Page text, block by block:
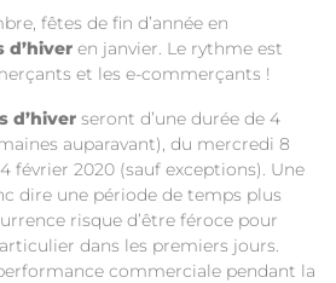
fêtes de fin d’année en
d’hiver en janvier. Le rythme est
et les e-commerçants !
d’hiver seront d’une durée de 4
auparavant), du mercredi 8
février 2020 (sauf exceptions). Une
dire une période de temps plus
risque d’être féroce pour
dans les premiers jours.
commerciale pendant la